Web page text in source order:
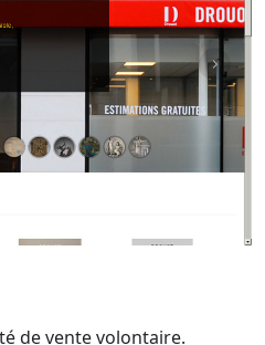
de vente volontaire.